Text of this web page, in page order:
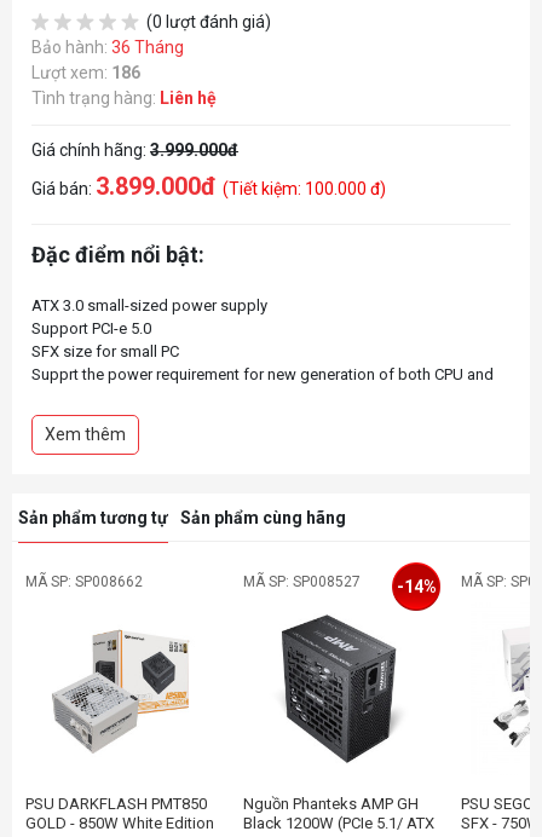
(0 lượt đánh giá)
Bảo hành: 36 Tháng
Lượt xem: 186
Tình trạng hàng: Liên hệ
Giá chính hãng: 3.999.000đ
Giá bán: 3.899.000đ (Tiết kiệm: 100.000 đ)
Đặc điểm nổi bật:
ATX 3.0 small-sized power supply
Support PCI-e 5.0
SFX size for small PC
Supprt the power requirement for new generation of both CPU and
Compact to PCI-e 5.0
Xem thêm
Sản phẩm tương tự Sản phẩm cùng hãng
MÃ SP: SP008662
PSU DARKFLASH PMT850
GOLD - 850W White Edition
MÃ SP: SP008527
Nguồn Phanteks AMP GH
Black 1200W (PCIe 5.1/ ATX
-14% MÃ SP:
PSU
SFX -